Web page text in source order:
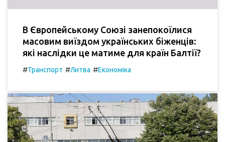
В Європейському Союзі занепокоїлися
масовим виїздом українських біженців:
які наслідки це матиме для країн Балтії?
#Транспорт #Литва #Економіка